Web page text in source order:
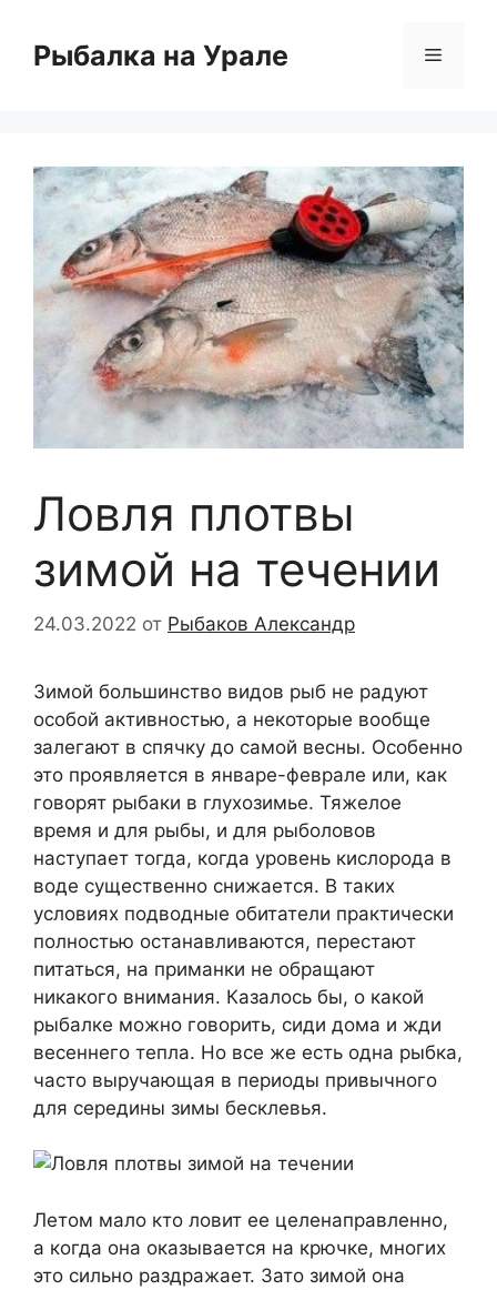
содержимому
Рыбалка на Урале Меню
Ловля плотвы
зимой на течении
24.03.2022 от Рыбаков Александр
Зимой большинство видов рыб не радуют
особой активностью, а некоторые вообще
залегают в спячку до самой весны. Особенно
это проявляется в январе-феврале или, как
говорят рыбаки в глухозимье. Тяжелое
время и для рыбы, и для рыболовов
наступает тогда, когда уровень кислорода в
воде существенно снижается. В таких
условиях подводные обитатели практически
полностью останавливаются, перестают
питаться, на приманки не обращают
никакого внимания. Казалось бы, о какой
рыбалке можно говорить, сиди дома и жди
весеннего тепла. Но все же есть одна рыбка,
часто выручающая в периоды привычного
для середины зимы бесклевья.
Летом мало кто ловит ее целенаправленно,
а когда она оказывается на крючке, многих
это сильно раздражает. Зато зимой она